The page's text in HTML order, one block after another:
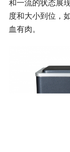
和一流的状态展
度和大小到位，
血有肉。